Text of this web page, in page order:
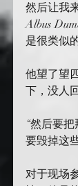
然后让我
Albus
是很类似
他望了望
下，没人
“然后要
要毁掉这
对于现场